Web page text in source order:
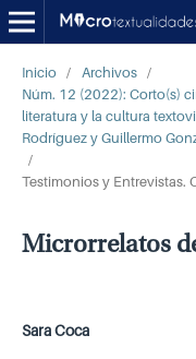
Inicio / Archivos /
Núm. 12 (2022): Corto(s)
literatura y la cultura
Rodríguez y Guillermo
/
Testimonios y Entrevistas.
Microrrelatos
Sara Coca